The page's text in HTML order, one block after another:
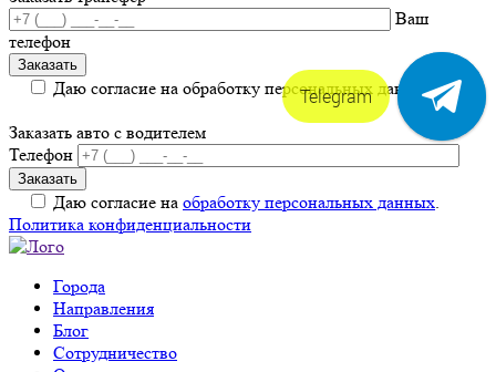
Ваш
телефон
Даю согласие на обработку персональных данных.
Заказать авто с водителем
Телефон
Даю согласие на обработку персональных данных
Политика конфиденциальности
Города
Направления
Блог
Сотрудничество
Telegram